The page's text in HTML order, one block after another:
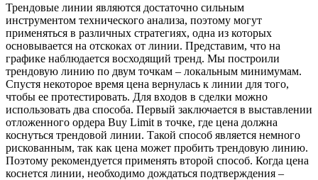
Трендовые линии являются достаточно сильным
инструментом технического анализа, поэтому могут
применяться в различных стратегиях, одна из которых
основывается на отскоках от линии. Представим, что на
графике наблюдается восходящий тренд. Мы построили
трендовую линию по двум точкам – локальным минимумам.
Спустя некоторое время цена вернулась к линии для того,
чтобы ее протестировать. Для входов в сделки можно
использовать два способа. Первый заключается в выставлении
отложенного ордера Buy Limit в точке, где цена должна
коснуться трендовой линии. Такой способ является немного
рискованным, так как цена может пробить трендовую линию.
Поэтому рекомендуется применять второй способ. Когда цена
коснется линии, необходимо дождаться подтверждения –